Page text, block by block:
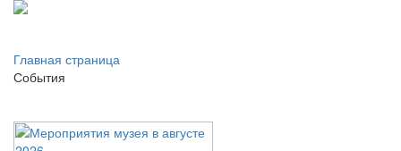
Главная страница
События